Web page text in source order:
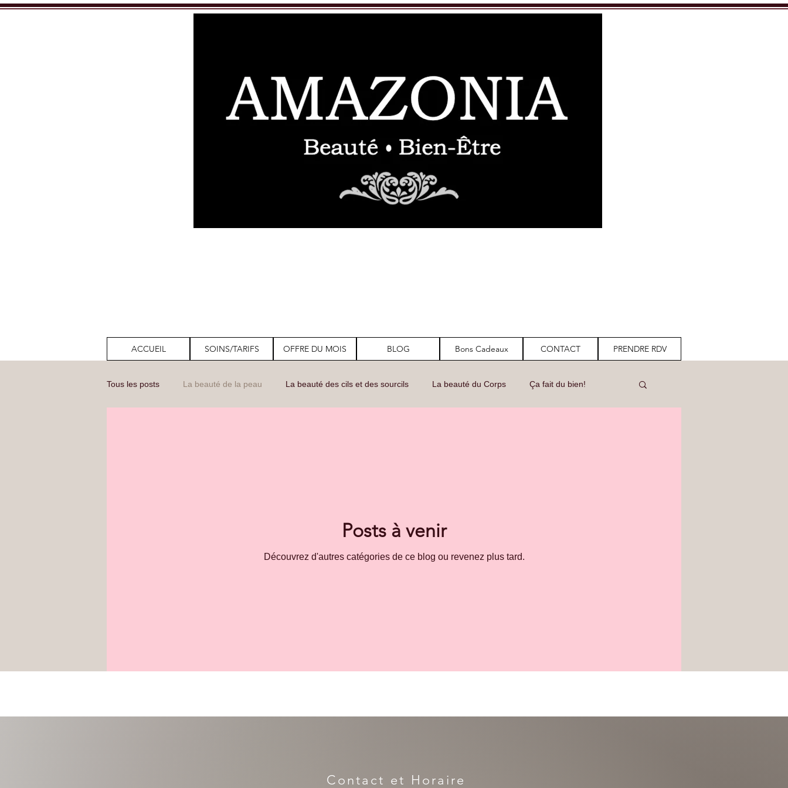
ACCUEIL SOINS/TARIFS OFFRE DU MOIS BLOG Bons Cadeaux CONTACT PRENDRE RDV
Tous les posts La beauté de la peau La beauté des cils et des sourcils La beauté du Corps Ça fait du bien!
Posts à venir
Découvrez d'autres catégories de ce blog ou revenez plus tard.
Contact et Horaire